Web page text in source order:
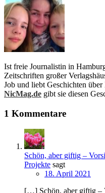
Ist freie Journalistin in
Zeitschriften großer
Job und liebt Geschichten
NicMag.de gibt sie diesen
1 Kommentare
Schön, aber giftig –
Projekte sagt
18. April 2021
[…] Schön, aber giftig –